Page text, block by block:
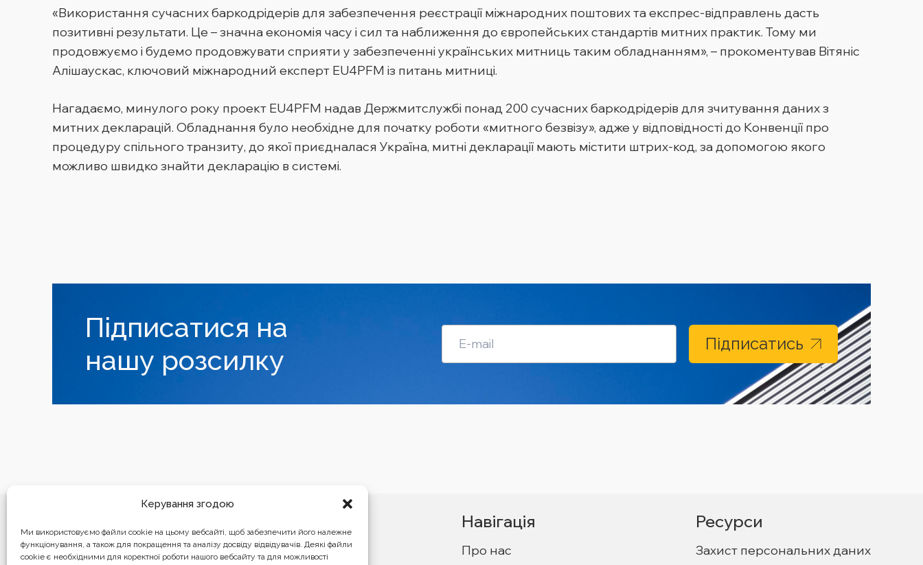
Керування згодою
Ми використовуємо файли cookie на цьому вебсайті, щоб забезпечити його належне
функціонування, а також для покращення та аналізу досвіду відвідувачів. Деякі файли
cookie є необхідними для коректної роботи нашого вебсайту та для можливості
«Використання сучасних баркодрідерів для забезпечення реєстрації міжнародних поштових та експрес-відправлень дасть
позитивні результати. Це – значна економія часу і сил та наближення до європейських стандартів митних практик. Тому ми
продовжуємо і будемо продовжувати сприяти у забезпеченні українських митниць таким обладнанням», – прокоментував Вітяніс
Алішаускас, ключовий міжнародний експерт EU4PFM із питань митниці.
Нагадаємо, минулого року проект EU4PFM надав Держмитслужбі понад 200 сучасних баркодрідерів для зчитування даних з
митних декларацій. Обладнання було необхідне для початку роботи «митного безвізу», адже у відповідності до Конвенції про
процедуру спільного транзиту, до якої приєдналася Україна, митні декларації мають містити штрих-код, за допомогою якого
можливо швидко знайти декларацію в системі.
Підписатися на
нашу розсилку
Підписатись
Навігація
Про нас
Ресурси
Захист персональних даних